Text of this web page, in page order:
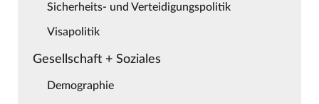
Sicherheits- und Verteidigungspolitik
Visapolitik
Gesellschaft + Soziales
Demographie